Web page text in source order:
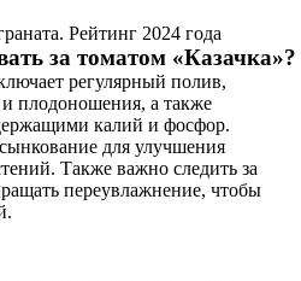
Рейтинг 2024 года
за томатом «Казачка»?
регулярный полив,
плодоношения, а также
калий и фосфор.
для улучшения
Также важно следить за
переувлажнение, чтобы